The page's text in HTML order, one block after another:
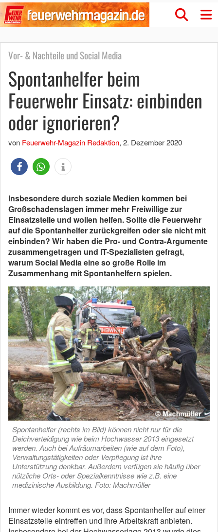
Vor- & Nachteile und Social Media
Spontanhelfer beim
Feuerwehr Einsatz: einbinden
oder ignorieren?
von Feuerwehr-Magazin Redaktion, 2. Dezember 2020
Insbesondere durch soziale Medien kommen bei
Großschadenslagen immer mehr Freiwillige zur
Einsatzstelle und wollen helfen. Sollte die Feuerwehr
auf die Spontanhelfer zurückgreifen oder sie nicht mit
einbinden? Wir haben die Pro- und Contra-Argumente
zusammengetragen und IT-Spezialisten gefragt,
warum Social Media eine so große Rolle im
Zusammenhang mit Spontanhelfern spielen.
Spontanhelfer (rechts im Bild) können nicht nur für die
Deichverteidigung wie beim Hochwasser 2013 eingesetzt
werden. Auch bei Aufräumarbeiten (wie auf dem Foto),
Verwaltungstätigkeiten oder Verpflegung ist ihre
Unterstützung denkbar. Außerdem verfügen sie häufig über
nützliche Orts- oder Spezialkenntnisse wie z.B. eine
medizinische Ausbildung. Foto: Machmüller
Immer wieder kommt es vor, dass Spontanhelfer auf einer
Einsatzstelle eintreffen und ihre Arbeitskraft anbieten.